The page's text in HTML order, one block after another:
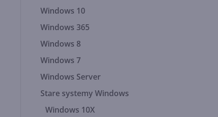
Windows 10
Windows 365
Windows 8
Windows 7
Windows Server
Stare systemy Windows
Windows 10X